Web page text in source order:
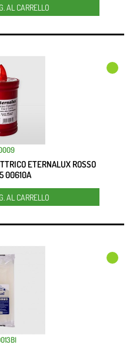
AL CARRELLO
ETERNALUX ROSSO
00610A
AL CARRELLO